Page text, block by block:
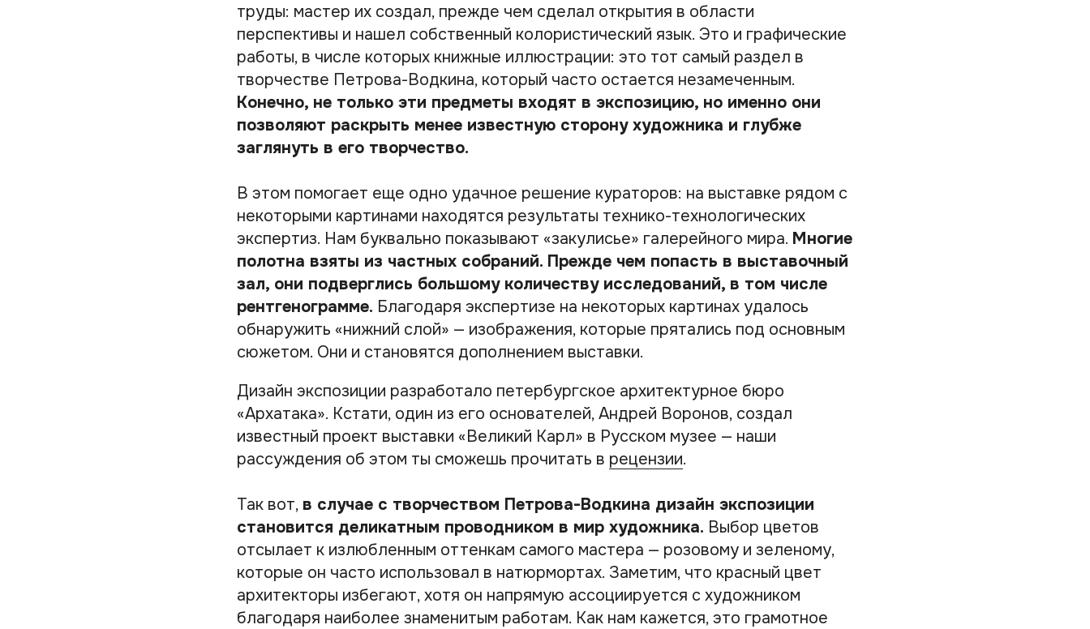
труды: мастер их создал, прежде чем сделал открытия в области
перспективы и нашел собственный колористический язык. Это и графические
работы, в числе которых книжные иллюстрации: это тот самый раздел в
творчестве Петрова-Водкина, который часто остается незамеченным.
Конечно, не только эти предметы входят в экспозицию, но именно они
позволяют раскрыть менее известную сторону художника и глубже
заглянуть в его творчество.
В этом помогает еще одно удачное решение кураторов: на выставке рядом с
некоторыми картинами находятся результаты технико-технологических
экспертиз. Нам буквально показывают «закулисье» галерейного мира. Многие
полотна взяты из частных собраний. Прежде чем попасть в выставочный
зал, они подверглись большому количеству исследований, в том числе
рентгенограмме. Благодаря экспертизе на некоторых картинах удалось
обнаружить «нижний слой» — изображения, которые прятались под основным
сюжетом. Они и становятся дополнением выставки.
Дизайн экспозиции разработало петербургское архитектурное бюро
«Архатака». Кстати, один из его основателей, Андрей Воронов, создал
известный проект выставки «Великий Карл» в Русском музее — наши
рассуждения об этом ты сможешь прочитать в рецензии.
Так вот, в случае с творчеством Петрова-Водкина дизайн экспозиции
становится деликатным проводником в мир художника. Выбор цветов
отсылает к излюбленным оттенкам самого мастера — розовому и зеленому,
которые он часто использовал в натюрмортах. Заметим, что красный цвет
архитекторы избегают, хотя он напрямую ассоциируется с художником
благодаря наиболее знаменитым работам. Как нам кажется, это грамотное